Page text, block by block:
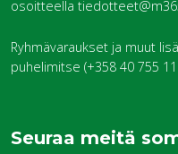
osoitteella
Ryhmävaraukset ja muut
puhelimitse (+358 40 755
Seuraa meitä